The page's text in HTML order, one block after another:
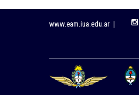
www.eam.iua.edu.ar |